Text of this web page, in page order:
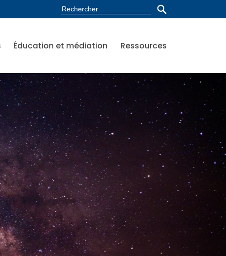
Éducation et médiation Ressources